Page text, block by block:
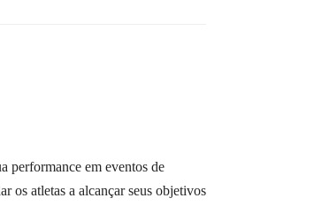
performance em eventos de
os atletas a alcançar seus objetivos